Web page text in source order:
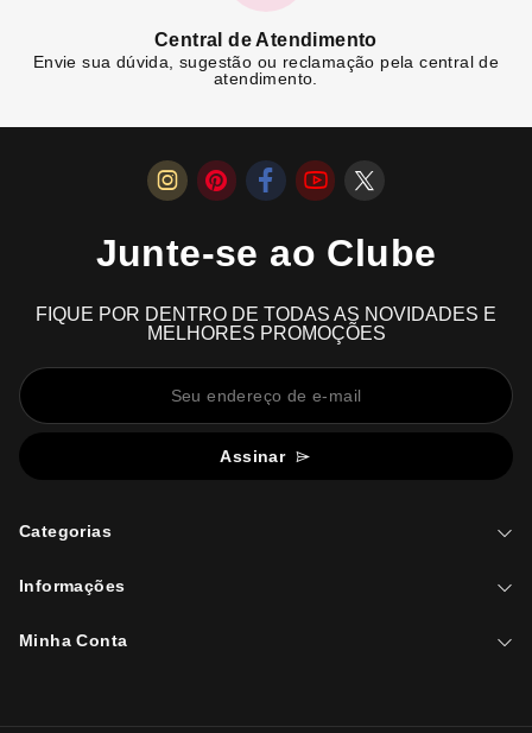
Central de Atendimento
Envie sua dúvida, sugestão ou reclamação pela central de
atendimento.
Junte-se ao Clube
FIQUE POR DENTRO DE TODAS AS NOVIDADES E
MELHORES PROMOÇÕES
Assinar
Categorias
Informações
Minha Conta